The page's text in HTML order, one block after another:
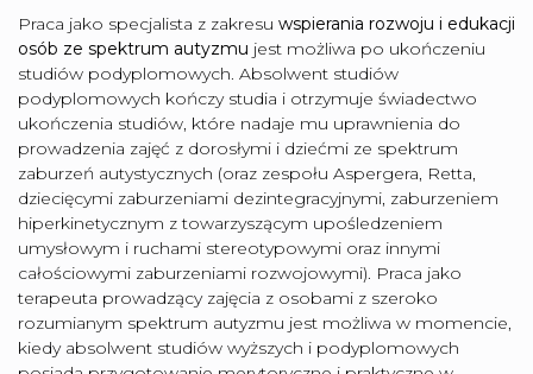
Praca jako specjalista z zakresu wspierania rozwoju i edukacji
osób ze spektrum autyzmu jest możliwa po ukończeniu
studiów podyplomowych. Absolwent studiów
podyplomowych kończy studia i otrzymuje świadectwo
ukończenia studiów, które nadaje mu uprawnienia do
prowadzenia zajęć z dorosłymi i dziećmi ze spektrum
zaburzeń autystycznych (oraz zespołu Aspergera, Retta,
dziecięcymi zaburzeniami dezintegracyjnymi, zaburzeniem
hiperkinetycznym z towarzyszącym upośledzeniem
umysłowym i ruchami stereotypowymi oraz innymi
całościowymi zaburzeniami rozwojowymi). Praca jako
terapeuta prowadzący zajęcia z osobami z szeroko
rozumianym spektrum autyzmu jest możliwa w momencie,
kiedy absolwent studiów wyższych i podyplomowych